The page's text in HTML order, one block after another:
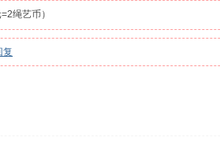
绳艺币）
复